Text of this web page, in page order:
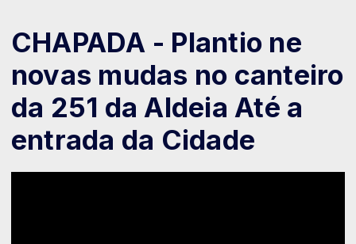
CHAPADA - Plantio ne
novas mudas no canteiro
da 251 da Aldeia Até a
entrada da Cidade